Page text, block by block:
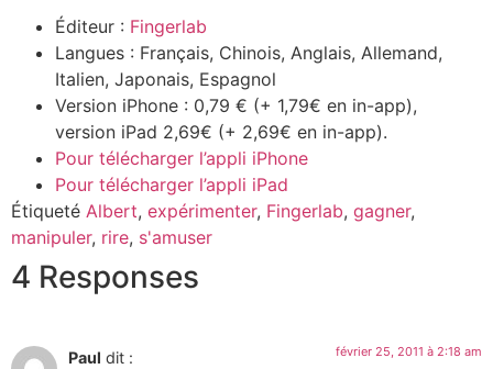
Éditeur : Fingerlab
Langues : Français, Chinois, Anglais, Allemand,
Italien, Japonais, Espagnol
Version iPhone : 0,79 € (+ 1,79€ en in-app),
version iPad 2,69€ (+ 2,69€ en in-app).
Pour télécharger l’appli iPhone
Pour télécharger l’appli iPad
Étiqueté Albert, expérimenter, Fingerlab, gagner,
manipuler, rire, s'amuser
4 Responses
Paul dit : février 25, 2011 à 2:18 am